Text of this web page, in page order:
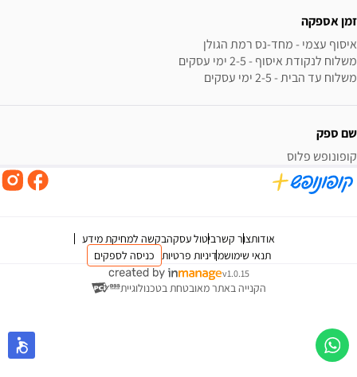
זמן אספקה
משלוח עד הבית - 2-5 ימי עסקים
שם ספק
קופונופש פלוס
אודותצור קשרביטול עסקהבקשה למחיקת מידע
תנאי שימושמדיניות פרטיות כניסה לספקים
v1.0.15
הקנייה באתר מאובטחת בטכנולוגיית